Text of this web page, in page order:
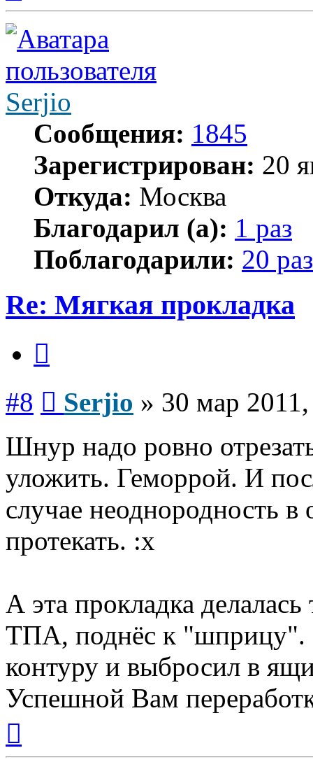
Serjio
Сообщения: 1845
Зарегистрирован: 20
Откуда: Москва
Благодарил (а): 1 раз
Поблагодарили: 20 раз
Re: Мягкая прокладка
#8 Serjio » 30 мар
Шнур надо ровно
уложить. Геморрой. И
случае неоднородность
протекать. :x
А эта прокладка
ТПА, поднёс к
контуру и выбросил в
Успешной Вам
началу